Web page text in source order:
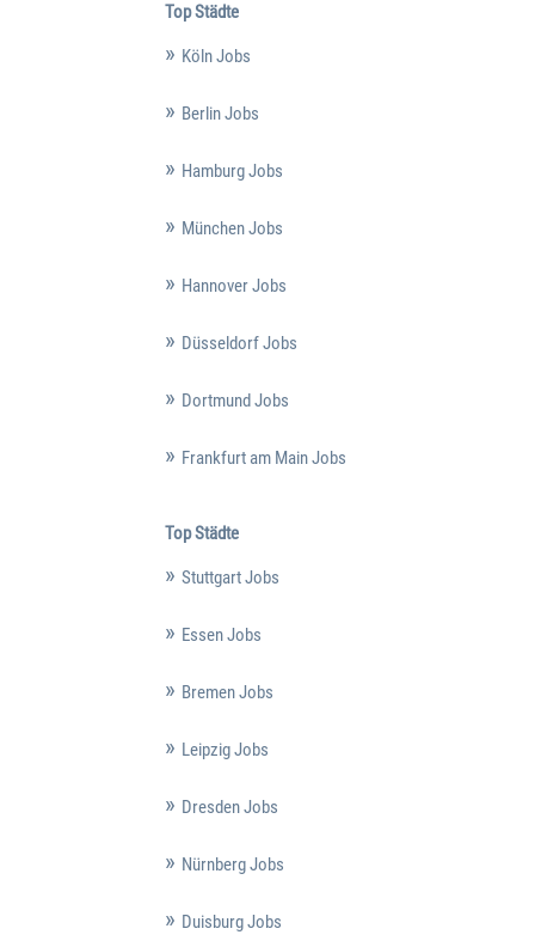
Top Städte
Köln Jobs
Berlin Jobs
Hamburg Jobs
München Jobs
Hannover Jobs
Düsseldorf Jobs
Dortmund Jobs
Frankfurt am Main Jobs
Top Städte
Stuttgart Jobs
Essen Jobs
Bremen Jobs
Leipzig Jobs
Dresden Jobs
Nürnberg Jobs
Duisburg Jobs